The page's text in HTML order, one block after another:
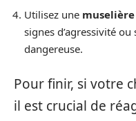
Utilisez une muselière
signes d’agressivité
dangereuse.
Pour finir, si votre
il est crucial de